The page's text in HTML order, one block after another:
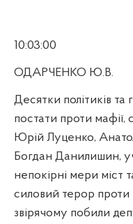
10:03:00
ОДАРЧЕНКО Ю.В.
Десятки політиків та
постати проти мафії,
Юрій Луценко,
Богдан Данилишин,
непокірні мери міст
силовий терор
звірячому побили